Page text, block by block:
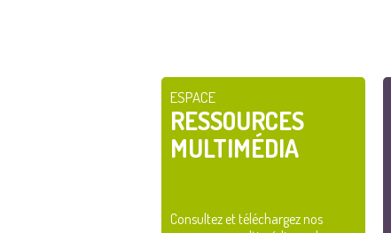
ESPACE
RESSOURCES
MULTIMÉDIA
Consultez et téléchargez nos